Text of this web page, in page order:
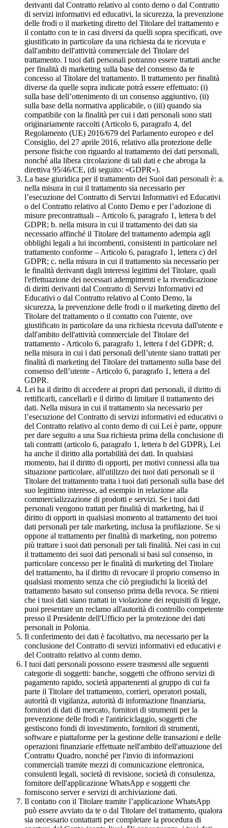
derivanti dal Contratto relativo al conto demo o dal Contratto
di servizi informativi ed educativi, la sicurezza, la prevenzione
delle frodi o il marketing diretto del Titolare del trattamento e
il contatto con te in casi diversi da quelli sopra specificati, ove
giustificato in particolare da una richiesta da te ricevuta e
dall'ambito dell'attività commerciale del Titolare del
trattamento. I tuoi dati personali potranno essere trattati anche
per finalità di marketing sulla base del consenso da te
concesso al Titolare del trattamento. Il trattamento per finalità
diverse da quelle sopra indicate potrà essere effettuato: (i)
sulla base dell’ottenimento di un consenso aggiuntivo, (ii)
sulla base della normativa applicabile, o (iii) quando sia
compatibile con la finalità per cui i dati personali sono stati
originariamente raccolti (Articolo 6, paragrafo 4, del
Regolamento (UE) 2016/679 del Parlamento europeo e del
Consiglio, del 27 aprile 2016, relativo alla protezione delle
persone fisiche con riguardo al trattamento dei dati personali,
nonché alla libera circolazione di tali dati e che abroga la
direttiva 95/46/CE, (di seguito: «GDPR»).
La base giuridica per il trattamento dei Suoi dati personali è: a.
nella misura in cui il trattamento sia necessario per
l’esecuzione del Contratto di Servizi Informativi ed Educativi
o del Contratto relativo al Conto Demo e per l’adozione di
misure precontrattuali – Articolo 6, paragrafo 1, lettera b del
GDPR; b. nella misura in cui il trattamento dei dati sia
necessario affinché il Titolare del trattamento adempia agli
obblighi legali a lui incombenti, consistenti in particolare nel
trattamento conforme – Articolo 6, paragrafo 1, lettera c) del
GDPR; c. nella misura in cui il trattamento sia necessario per
le finalità derivanti dagli interessi legittimi del Titolare, quali
l'effettuazione dei necessari adempimenti e la rivendicazione
di diritti derivanti dal Contratto di Servizi Informativi ed
Educativi o dal Contratto relativo al Conto Demo, la
sicurezza, la prevenzione delle frodi o il marketing diretto del
Titolare del trattamento o il contatto con l'utente, ove
giustificato in particolare da una richiesta ricevuta dall'utente e
dall'ambito dell'attività commerciale del Titolare del
trattamento - Articolo 6, paragrafo 1, lettera f del GDPR; d.
nella misura in cui i dati personali dell’utente siano trattati per
finalità di marketing del Titolare del trattamento sulla base del
consenso dell’utente - Articolo 6, paragrafo 1, lettera a del
GDPR.
Lei ha il diritto di accedere ai propri dati personali, il diritto di
rettificarli, cancellarli e il diritto di limitare il trattamento dei
dati. Nella misura in cui il trattamento sia necessario per
l’esecuzione del Contratto di servizi informativi ed educativi o
del Contratto relativo al conto demo di cui Lei è parte, oppure
per dare seguito a una Sua richiesta prima della conclusione di
tali contratti (articolo 6, paragrafo 1, lettera b del GDPR), Lei
ha anche il diritto alla portabilità dei dati. In qualsiasi
momento, hai il diritto di opporti, per motivi connessi alla tua
situazione particolare, all'utilizzo dei tuoi dati personali se il
Titolare del trattamento tratta i tuoi dati personali sulla base del
suo legittimo interesse, ad esempio in relazione alla
commercializzazione di prodotti e servizi. Se i tuoi dati
personali vengono trattati per finalità di marketing, hai il
diritto di opporti in qualsiasi momento al trattamento dei tuoi
dati personali per tale marketing, inclusa la profilazione. Se si
oppone al trattamento per finalità di marketing, non potremo
più trattare i suoi dati personali per tali finalità. Nei casi in cui
il trattamento dei suoi dati personali si basi sul consenso, in
particolare concesso per le finalità di marketing del Titolare
del trattamento, ha il diritto di revocare il proprio consenso in
qualsiasi momento senza che ciò pregiudichi la liceità del
trattamento basato sul consenso prima della revoca. Se ritieni
che i tuoi dati siano trattati in violazione dei requisiti di legge,
puoi presentare un reclamo all'autorità di controllo competente
presso il Presidente dell'Ufficio per la protezione dei dati
personali in Polonia.
Il conferimento dei dati è facoltativo, ma necessario per la
conclusione del Contratto di servizi informativi ed educativi e
del Contratto relativo al conto demo.
I tuoi dati personali possono essere trasmessi alle seguenti
categorie di soggetti: banche, soggetti che offrono servizi di
pagamento rapido, società appartenenti al gruppo di cui fa
parte il Titolare del trattamento, corrieri, operatori postali,
autorità di vigilanza, autorità di informazione finanziaria,
fornitori di dati di mercato, fornitori di strumenti per la
prevenzione delle frodi e l'antiriciclaggio, soggetti che
gestiscono fondi di investimento, fornitori di strumenti,
software e piattaforme per la gestione delle transazioni e delle
operazioni finanziarie effettuate nell'ambito dell'attuazione del
Contratto Quadro, nonché per l'invio di informazioni
commerciali tramite mezzi di comunicazione elettronica,
consulenti legali, società di revisione, società di consulenza,
fornitore dell'applicazione WhatsApp e soggetti che
forniscono server e servizi di archiviazione dati.
Il contatto con il Titolare tramite l’applicazione WhatsApp
può essere avviato da te o dal Titolare del trattamento, qualora
sia necessario contattarti per completare la procedura di